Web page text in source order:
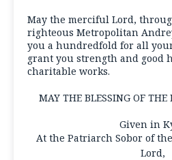
May the merciful Lord,
righteous Metropolitan
you a hundredfold for all
grant you strength and good
charitable works.
MAY THE BLESSING OF THE
Given in
At the Patriarch Sobor of
Lord,